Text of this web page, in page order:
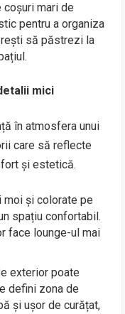
coșuri mari de
pentru a organiza
să păstrezi la
mici
în atmosfera unui
care să reflecte
și estetică.
moi și colorate pe
spațiu confortabil.
face lounge-ul mai
exterior poate
defini zona de
și ușor de curățat,